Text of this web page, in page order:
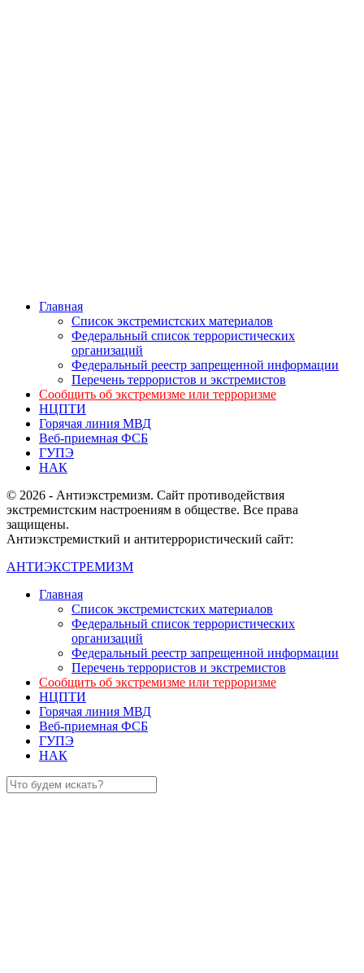
Главная
Список экстремистских материалов
Федеральный список террористических
организаций
Федеральный реестр запрещенной информации
Перечень террористов и экстремистов
Сообщить об экстремизме или терроризме
НЦПТИ
Горячая линия МВД
Веб-приемная ФСБ
ГУПЭ
НАК
© 2026 - Антиэкстремизм. Сайт противодействия
экстремистским настроениям в обществе. Все права
защищены.
Антиэкстремисткий и антитеррористический сайт:
АНТИЭКСТРЕМИЗМ
Главная
Список экстремистских материалов
Федеральный список террористических
организаций
Федеральный реестр запрещенной информации
Перечень террористов и экстремистов
Сообщить об экстремизме или терроризме
НЦПТИ
Горячая линия МВД
Веб-приемная ФСБ
ГУПЭ
НАК